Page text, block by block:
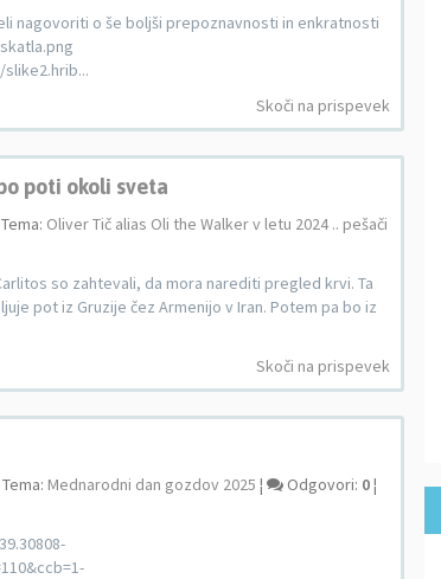
nagovoriti o še boljši prepoznavnosti in enkratnosti
Skoči na prispevek
poti okoli sveta
Tema: Oliver Tič alias Oli the Walker v letu 2024 .. pešači
so zahtevali, da mora narediti pregled krvi. Ta
pot iz Gruzije čez Armenijo v Iran. Potem pa bo iz
Skoči na prispevek
Tema: Mednarodni dan gozdov 2025 ¦ Odgovori: 0¦